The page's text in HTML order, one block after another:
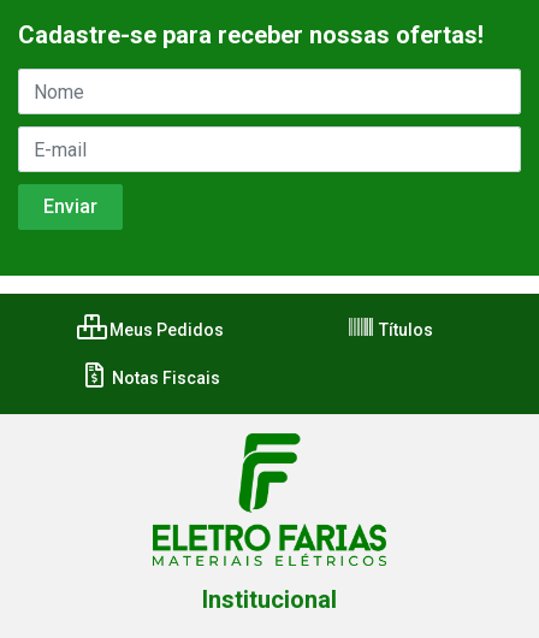
Cadastre-se para receber nossas ofertas!
Meus Pedidos Títulos
Notas Fiscais
Institucional